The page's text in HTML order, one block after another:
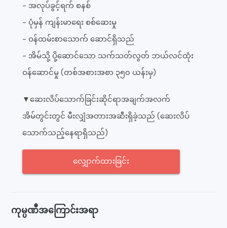
- အလုပ်ခွင့်ရက် စနစ်
- ပုံမှန် ကျန်းမာရေး စစ်ဆေးမှု
- ဝန်ထမ်းစာသောက် ဆောင်ရှိသည်
- အိမ်သို့ ပို့ဆောင်သော သက်သတ်လွတ် ဘယ်လင်ထုံး
ဝန်ဆောင်မှု (တစ်အစားအစာ ၃၅၀ ယန်းမှ)
▼ဆေးလိပ်သောက်ခြင်းဆိုင်ရာအချက်အလက်
အိမ်တွင်းတွင် မီးလျှံအတားအဆီးရှိခဲ့သည် (ဆေးလိပ်
သောက်သည့်နေရာရှိသည်)
လျှောက်ထားခြင်း
ကုမ္ပဏီအကြောင်းအရာ